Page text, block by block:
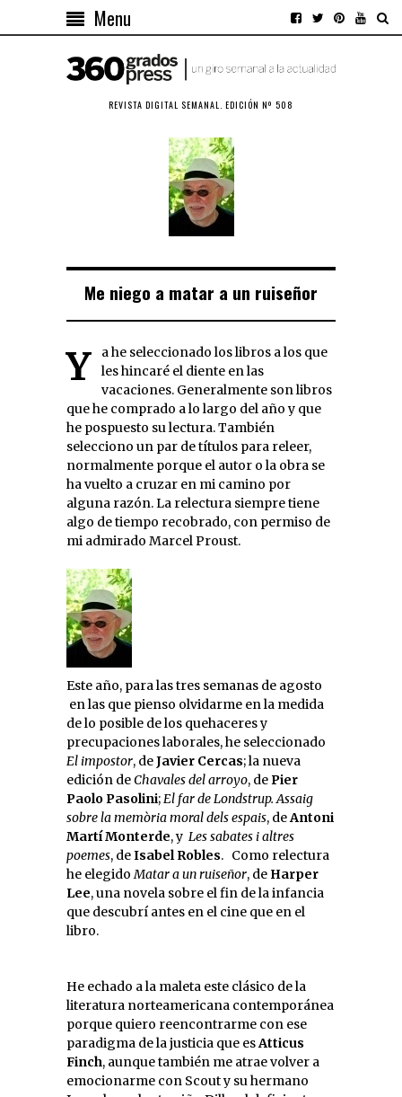
Menu
REVISTA DIGITAL SEMANAL. EDICIÓN Nº 508
Me niego a matar a un ruiseñor
Ya he seleccionado los libros a los que
les hincaré el diente en las
vacaciones. Generalmente son libros
que he comprado a lo largo del año y que
he pospuesto su lectura. También
selecciono un par de títulos para releer,
normalmente porque el autor o la obra se
ha vuelto a cruzar en mi camino por
alguna razón. La relectura siempre tiene
algo de tiempo recobrado, con permiso de
mi admirado Marcel Proust.
Este año, para las tres semanas de agosto
en las que pienso olvidarme en la medida
de lo posible de los quehaceres y
precupaciones laborales, he seleccionado
El impostor, deJavier Cercas; la nueva
edición deChavales del arroyo, dePier
Paolo Pasolini;El far de Londstrup. Assaig
sobre la memòria moral dels espais, deAntoni
Martí Monterde, y Les sabates i altres
poemes, deIsabel Robles. Como relectura
he elegidoMatar a un ruiseñor, de Harper
Lee, una novela sobre el fin de la infancia
que descubrí antes en el cine que en el
libro.
He echado a la maleta este clásico de la
literatura norteamericana contemporánea
porque quiero reencontrarme con ese
paradigma de la justicia que esAtticus
Finch, aunque también me atrae volver a
emocionarme con Scout y su hermano